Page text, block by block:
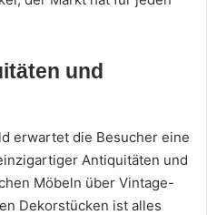
und
erwartet die Besucher eine
Antiquitäten und
Möbeln über Vintage-
Dekorstücken ist alles